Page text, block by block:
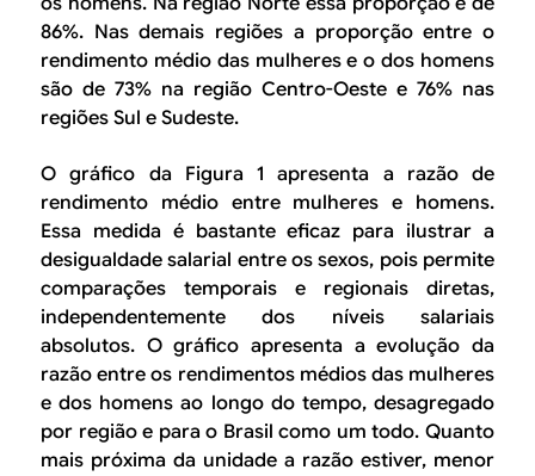
86%. Nas demais regiões a proporção entre o
rendimento médio das mulheres e o dos homens
são de 73% na região Centro-Oeste e 76% nas
regiões Sul e Sudeste.
O gráfico da Figura 1 apresenta a razão de
rendimento médio entre mulheres e homens.
Essa medida é bastante eficaz para ilustrar a
desigualdade salarial entre os sexos, pois permite
comparações temporais e regionais diretas,
independentemente dos níveis salariais
absolutos. O gráfico apresenta a evolução da
razão entre os rendimentos médios das mulheres
e dos homens ao longo do tempo, desagregado
por região e para o Brasil como um todo. Quanto
mais próxima da unidade a razão estiver, menor